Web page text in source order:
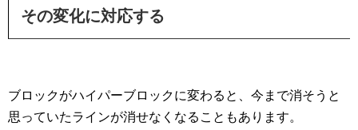
その変化に対応する
ブロックがハイパーブロックに変わると、今まで消そうと
思っていたラインが消せなくなることもあります。